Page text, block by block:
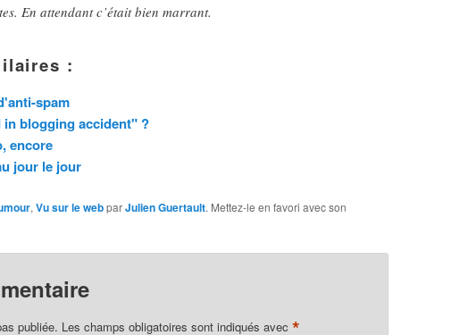
En attendant c’était bien marrant.
:
spam
blogging accident" ?
encore
jour le jour
, Vu sur le webparJulien Guertault. Mettez-le en favori avec son
publiée. Les champs obligatoires sont indiqués avec *